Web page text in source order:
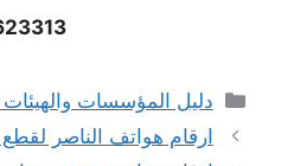
التصنيفات
دليل المؤسسات
ارقام هواتف الناصر